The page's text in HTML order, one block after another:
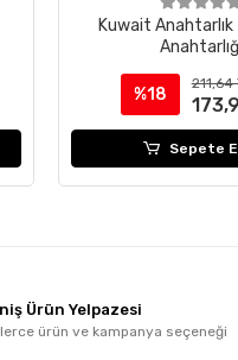
Kuwait
%18
211,64
Sepete
Ürün Yelpazesi
ürün ve kampanya seçeneği